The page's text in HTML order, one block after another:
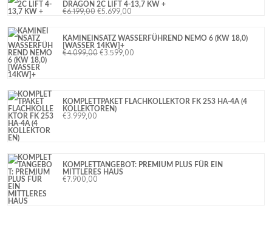
DRAGON 2C LIFT 4-13,7 KW +
€6.199,00 €5.699,00
KAMINEINSATZ WASSERFÜHREND NEMO 6 (KW 18,0)
[WASSER 14KW]+
€4.099,00 €3.599,00
KOMPLETTPAKET FLACHKOLLEKTOR FK 253 HA-4A (4
KOLLEKTOREN)
€3.999,00
KOMPLETTANGEBOT: PREMIUM PLUS FÜR EIN
MITTLERES HAUS
€7.900,00